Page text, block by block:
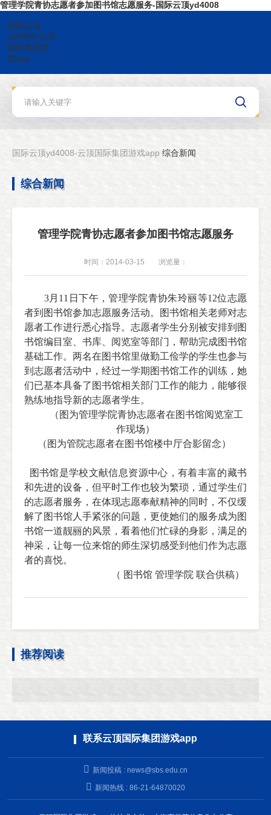
管理学院青协志愿者参加图书馆志愿服务-国际云顶yd4008
国际云顶
yd4008-云顶
国际集团游
戏app
国际云顶yd4008-云顶国际集团游戏app 综合新闻
综合新闻
管理学院青协志愿者参加图书馆志愿服务
时间：2014-03-15 浏览量：
3月 11 日下午，管理学院青协朱玲丽等12位志愿
者到图书馆参加志愿服务活动。图书馆相关老师对志
愿者工作进行悉心指导。志愿者学生分别被安排到图
书馆编目室、书库、阅览室等部门，帮助完成图书馆
基础工作。两名在图书馆里做勤工俭学的学生也参与
到志愿者活动中，经过一学期图书馆工作的训练，她
们已基本具备了图书馆相关部门工作的能力，能够很
熟练地指导新的志愿者学生。
（图为管理学院青协志愿者在图书馆阅览室工
作现场）
（图为管院志愿者在图书馆楼中厅合影留念）
图书馆是学校文献信息资源中心，有着丰富的藏书
和先进的设备，但平时工作也较为繁琐，通过学生们
的志愿者服务，在体现志愿奉献精神的同时，不仅缓
解了图书馆人手紧张的问题，更使她们的服务成为图
书馆一道靓丽的风景，看着他们忙碌的身影，满足的
神采，让每一位来馆的师生深切感受到他们作为志愿
者的喜悦。
（ 图书馆 管理学院 联合供稿）
推荐阅读
联系云顶国际集团游戏app
新闻投稿 : news@sbs.edu.cn
新闻热线 : 86-21-64870020